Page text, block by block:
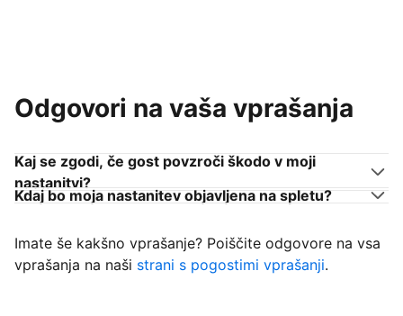
Odgovori na vaša vprašanja
Kaj se zgodi, če gost povzroči škodo v moji
nastanitvi?
Kdaj bo moja nastanitev objavljena na spletu?
Imate še kakšno vprašanje? Poiščite odgovore na vsa
vprašanja na naši strani s pogostimi vprašanji.